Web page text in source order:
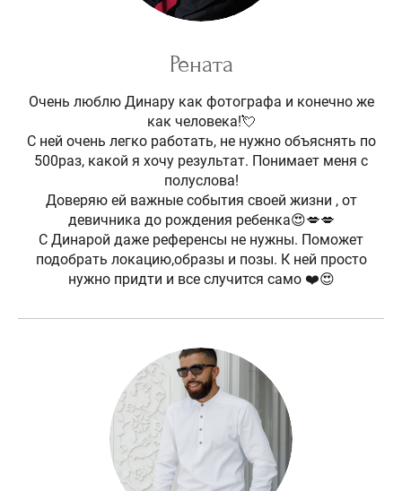
Рената
Очень люблю Динару как фотографа и конечно же
как человека!💘
С ней очень легко работать, не нужно объяснять по
500раз, какой я хочу результат. Понимает меня с
полуслова!
Доверяю ей важные события своей жизни , от
девичника до рождения ребенка😍💋💋
С Динарой даже референсы не нужны. Поможет
подобрать локацию,образы и позы. К ней просто
нужно придти и все случится само ❤️😍